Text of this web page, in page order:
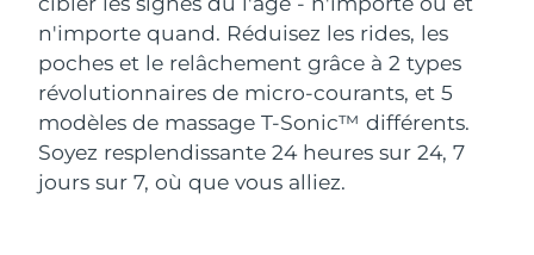
n'importe quand. Réduisez les rides, les
poches et le relâchement grâce à 2 types
révolutionnaires de micro-courants, et 5
modèles de massage T-Sonic™ différents.
Soyez resplendissante 24 heures sur 24, 7
jours sur 7, où que vous alliez.
LUNA™ 4 Plus
Massage, LED heating
LUNA™ 4 Men
For men, anti-aging massage
BEAR™ 2 go
Microcurrent toning on-the-go
BEAR™ 2 eyes & lips
Microcurrent line smoothing device
Hydratation
UFO™ 3 coffret
Deep facial hydration
UFO™ 3 LED
Near-infrared and red light therapy
Soin bucco-dentaire
issa™ 4
Hybrid silicone sonic toothbrush
issa™ 4 plus
Smart hybrid silicone sonic toothbrush
FAQ™ TRAITEMENT ANTI-ÂGE
NEW
Brunei Livraison estimée8/14/26
Bulgarie Livraison estimée8/9/26
Canada Livraison estimée8/13/26